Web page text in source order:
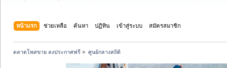
หน้าแรก ช่วยเหลือ ค้นหา ปฏิทิน เข้าสู่ระบบ สมัครสมาชิก
ตลาดโพสขาย ลงประกาศฟรี » ศูนย์กลางสถิติ